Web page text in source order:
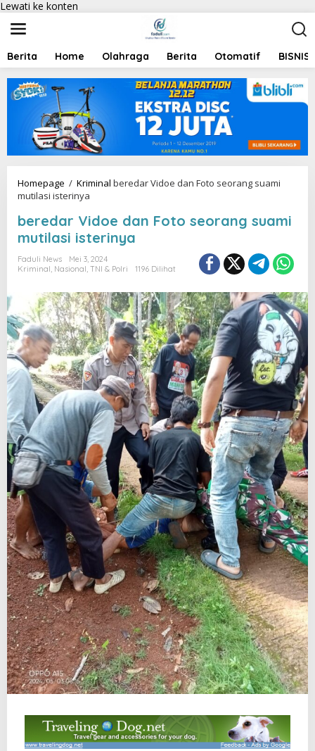
Lewati ke konten
Berita Home Olahraga Berita Otomatif BISNIS
Homepage / Kriminal beredar Vidoe dan Foto seorang suami
mutilasi isterinya
beredar Vidoe dan Foto seorang suami
mutilasi isterinya
Faduli News
Mei 3, 2024
Kriminal, Nasional, TNI & Polri 1196 Dilihat